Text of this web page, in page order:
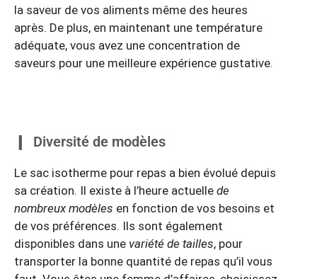
la saveur de vos aliments même des heures
après. De plus, en maintenant une température
adéquate, vous avez une concentration de
saveurs pour une meilleure expérience gustative.
Diversité de modèles
Le sac isotherme pour repas a bien évolué depuis
sa création. Il existe à l’heure actuelle de
nombreux modèles en fonction de vos besoins et
de vos préférences. Ils sont également
disponibles dans une variété de tailles, pour
transporter la bonne quantité de repas qu’il vous